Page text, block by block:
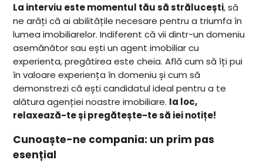
La interviu este momentul tău să strălucești, să
ne arăți că ai abilitățile necesare pentru a triumfa în
lumea imobiliarelor. Indiferent că vii dintr-un domeniu
asemănător sau ești un agent imobiliar cu
experienta, pregătirea este cheia. Află cum să îți pui
în valoare experiența în domeniu și cum să
demonstrezi că ești candidatul ideal pentru a te
alătura agenției noastre imobiliare. Ia loc,
relaxează-te și pregătește-te să iei notițe!
Cunoaște-ne compania: un prim pas
esențial